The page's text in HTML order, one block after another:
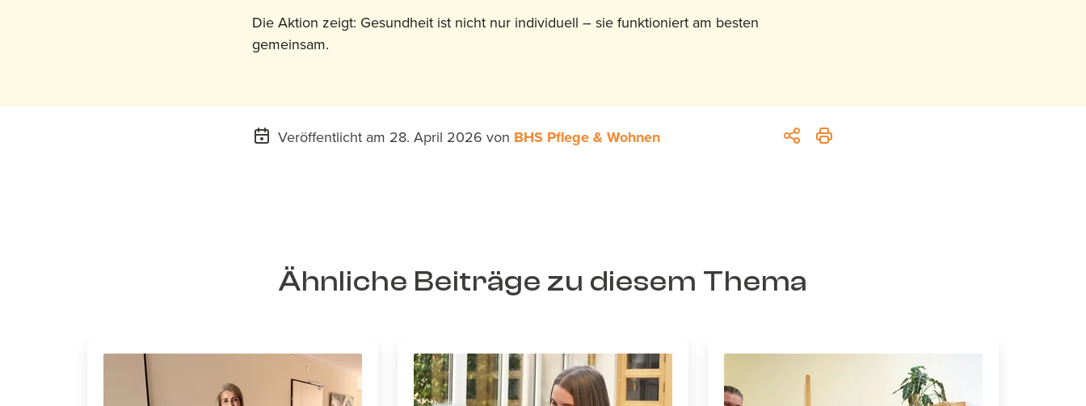
Die Aktion zeigt: Gesundheit ist nicht nur individuell – sie funktioniert am besten
gemeinsam.
Veröffentlicht am 28. April 2026 von BHS Pflege & Wohnen
Ähnliche Beiträge zu diesem Thema